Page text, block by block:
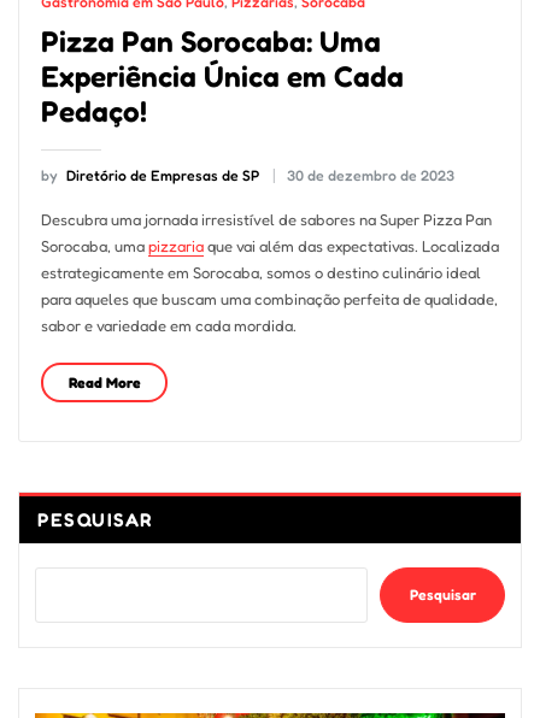
Pizza Pan Sorocaba: Uma
Experiência Única em Cada
Pedaço!
by Diretório de Empresas de SP 30 de dezembro de 2023
Descubra uma jornada irresistível de sabores na Super Pizza Pan
Sorocaba, umapizzariaque vai além das expectativas. Localizada
estrategicamente em Sorocaba, somos o destino culinário ideal
para aqueles que buscam uma combinação perfeita de qualidade,
sabor e variedade em cada mordida.
Read More
PESQUISAR
Pesquisar